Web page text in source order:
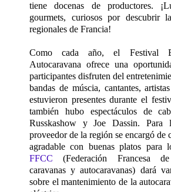
tiene docenas de productores.
gourmets, curiosos por descubrir
regionales de Francia!
Como cada año, el Festival
Autocaravana ofrece una
participantes disfruten del
bandas de múscia, cantantes,
estuvieron presentes durante el
también hubo espectáculos de
Russkashow y Joe Dassin. Para
proveedor de la región se encargó de
agradable con buenas platos para
FFCC (Federación Francesa de
caravanas y autocaravanas) dará
sobre el mantenimiento de la